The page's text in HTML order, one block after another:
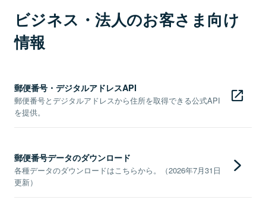
ビジネス・法人のお客さま向け
情報
郵便番号・デジタルアドレスAPI
郵便番号とデジタルアドレスから住所を取得できる公式API
を提供。
郵便番号データのダウンロード
各種データのダウンロードはこちらから。（2026年7月31日
更新）